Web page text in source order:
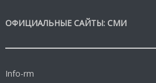
ОФИЦИАЛЬНЫЕ САЙТЫ: СМИ
Info-rm